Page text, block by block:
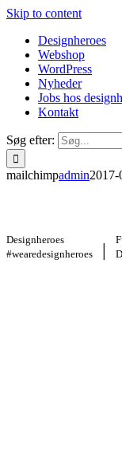
Skip to content
Designheroes
Webshop
WordPress
Nyheder
Jobs hos
Kontakt
Søg efter:
mailchimpadmin
Designheroes
#wearedesignheroes
|